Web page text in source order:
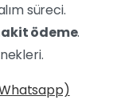
süreci.
ödeme.